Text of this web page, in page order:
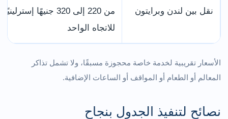
نقل بين لندن وبرايتون
من 220 إلى 320 جنيهًا إسترلينيًا
للاتجاه الواحد
الأسعار تقريبية لخدمة خاصة محجوزة مسبقًا، ولا تشمل تذاكر
المعالم أو الطعام أو المواقف أو الساعات الإضافية.
نصائح لتنفيذ الجدول بنجاح